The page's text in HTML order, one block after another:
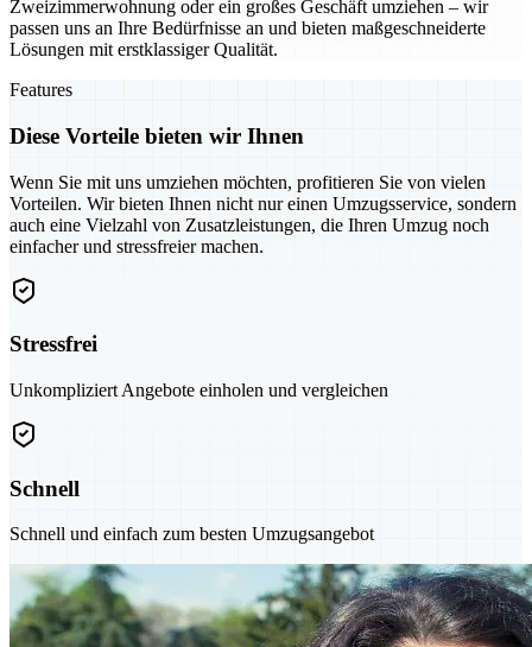
Zweizimmerwohnung oder ein großes Geschäft umziehen – wir
passen uns an Ihre Bedürfnisse an und bieten maßgeschneiderte
Lösungen mit erstklassiger Qualität.
Features
Diese Vorteile bieten wir Ihnen
Wenn Sie mit uns umziehen möchten, profitieren Sie von vielen
Vorteilen. Wir bieten Ihnen nicht nur einen Umzugsservice, sondern
auch eine Vielzahl von Zusatzleistungen, die Ihren Umzug noch
einfacher und stressfreier machen.
Stressfrei
Unkompliziert Angebote einholen und vergleichen
Schnell
Schnell und einfach zum besten Umzugsangebot